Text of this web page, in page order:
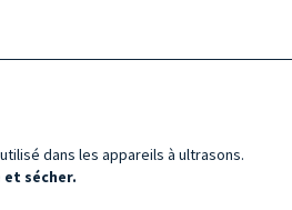
dans les appareils à ultrasons.
sécher.